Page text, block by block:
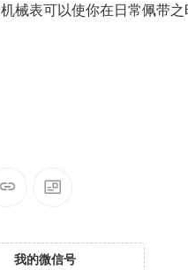
械表可以使你在日常佩带之
我的微信号